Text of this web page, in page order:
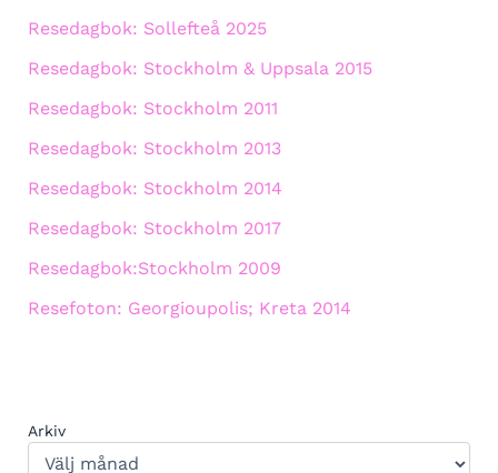
Resedagbok: Sollefteå 2025
Resedagbok: Stockholm & Uppsala 2015
Resedagbok: Stockholm 2011
Resedagbok: Stockholm 2013
Resedagbok: Stockholm 2014
Resedagbok: Stockholm 2017
Resedagbok:Stockholm 2009
Resefoton: Georgioupolis; Kreta 2014
Arkiv